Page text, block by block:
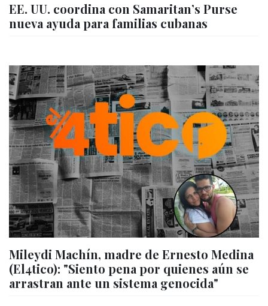
EE. UU. coordina con Samaritan’s Purse
nueva ayuda para familias cubanas
Mileydi Machín, madre de Ernesto Medina
(El4tico): "Siento pena por quienes aún se
arrastran ante un sistema genocida"